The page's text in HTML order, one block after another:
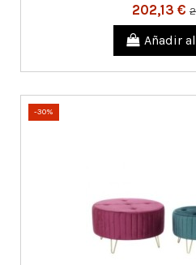
202,13 €
Añadir
-30%